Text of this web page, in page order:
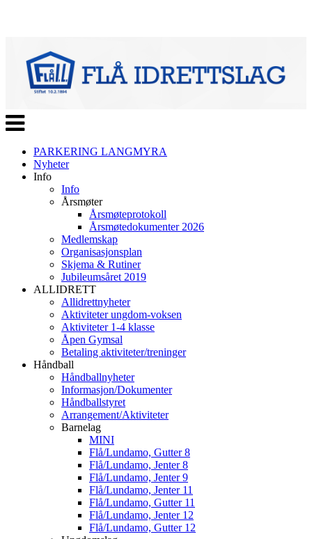
Veksle
navigasjon
PARKERING LANGMYRA
Nyheter
Info
Info
Årsmøter
Årsmøteprotokoll
Årsmøtedokumenter 2026
Medlemskap
Organisasjonsplan
Skjema & Rutiner
Jubileumsåret 2019
ALLIDRETT
Allidrettnyheter
Aktiviteter ungdom-voksen
Aktiviteter 1-4 klasse
Åpen Gymsal
Betaling aktiviteter/treninger
Håndball
Håndballnyheter
Informasjon/Dokumenter
Håndballstyret
Arrangement/Aktiviteter
Barnelag
MINI
Flå/Lundamo, Gutter 8
Flå/Lundamo, Jenter 8
Flå/Lundamo, Jenter 9
Flå/Lundamo, Jenter 11
Flå/Lundamo, Gutter 11
Flå/Lundamo, Jenter 12
Flå/Lundamo, Gutter 12